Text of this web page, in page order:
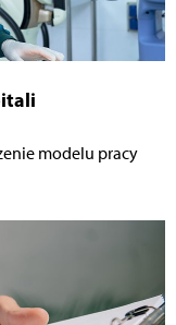
modelu pracy